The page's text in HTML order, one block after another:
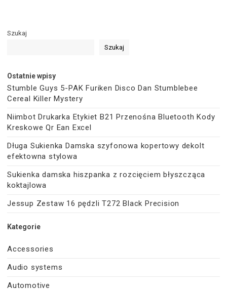
Szukaj
Szukaj
Ostatnie wpisy
Stumble Guys 5-PAK Furiken Disco Dan Stumblebee
Cereal Killer Mystery
Niimbot Drukarka Etykiet B21 Przenośna Bluetooth Kody
Kreskowe Qr Ean Excel
Długa Sukienka Damska szyfonowa kopertowy dekolt
efektowna stylowa
Sukienka damska hiszpanka z rozcięciem błyszcząca
koktajlowa
Jessup Zestaw 16 pędzli T272 Black Precision
Kategorie
Accessories
Audio systems
Automotive